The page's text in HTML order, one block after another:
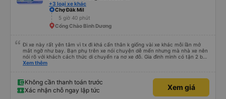
+3 loại xe khác
Chợ Đăk Mil
5 giờ 40 phút
Cổng Chào Bình Dương
Đi xe này rất yên tâm vì tx đi khá cẩn thân k giống vài xe khác mỗi lần mở
mắt ngỡ như bay. Bạn phụ trên xe nói chuyện dễ mến nhưng mà nhà xe nên
nói rõ với khách cách thức di chuyển ra nơ xe đỗ. Gia đình mình có tận 2 bé
nhỏ tay xách nách mang mà mình bị xoay vòng vòng đi bộ đến khu đỗ xe thì
Xem thêm
Không cần thanh toán trước
Xác nhận chỗ ngay lập tức
Xem giá